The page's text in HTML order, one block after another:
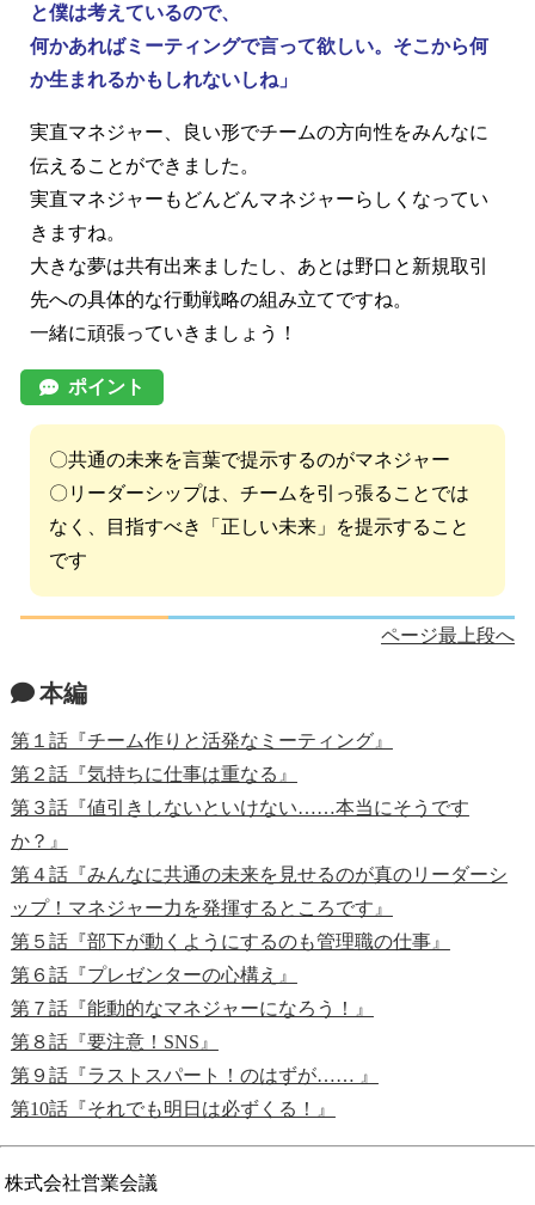
と僕は考えているので、
何かあればミーティングで言って欲しい。そこから何
か生まれるかもしれないしね」
実直マネジャー、良い形でチームの方向性をみんなに
伝えることができました。
実直マネジャーもどんどんマネジャーらしくなってい
きますね。
大きな夢は共有出来ましたし、あとは野口と新規取引
先への具体的な行動戦略の組み立てですね。
一緒に頑張っていきましょう！
ポイント
〇共通の未来を言葉で提示するのがマネジャー
〇リーダーシップは、チームを引っ張ることでは
なく、目指すべき「正しい未来」を提示すること
です
ページ最上段へ
本編
第１話『チーム作りと活発なミーティング』
第２話『気持ちに仕事は重なる』
第３話『値引きしないといけない……本当にそうです
か？』
第４話『みんなに共通の未来を見せるのが真のリーダーシ
ップ！マネジャー力を発揮するところです』
第５話『部下が動くようにするのも管理職の仕事』
第６話『プレゼンターの心構え』
第７話『能動的なマネジャーになろう！』
第８話『要注意！SNS』
第９話『ラストスパート！のはずが…… 』
第10話『それでも明日は必ずくる！』
株式会社営業会議